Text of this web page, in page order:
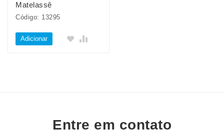
Matelassê
Código: 13295
Adicionar
Entre em contato